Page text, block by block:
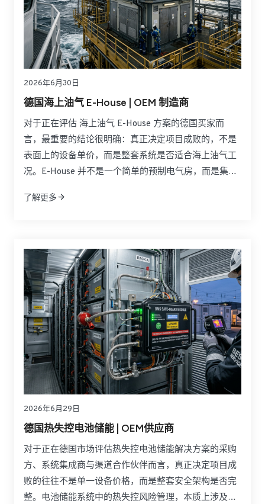
2026年6月30日
德国海上油气 E-House | OEM 制造商
对于正在评估 海上油气 E-House 方案的德国买家而
言，最重要的结论很明确：真正决定项目成败的，不是
表面上的设备单价，而是整套系统是否适合海上油气工
况。E-House 并不是一个简单的预制电气房，而是集成
保护于一体的模块化电力基础设施。面对北海海上平
期运行可靠性。
了解更多
2026年6月29日
德国热失控电池储能 | OEM供应商
对于正在德国市场评估热失控电池储能解决方案的采购
方、系统集成商与渠道合作伙伴而言，真正决定项目成
败的往往不是单一设备价格，而是整套安全架构是否完
整。电池储能系统中的热失控风险管理，本质上涉及电